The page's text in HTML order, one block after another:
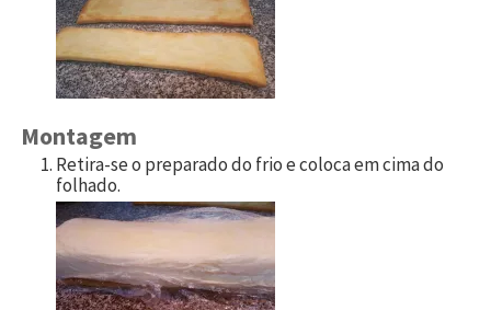
Montagem
Retira-se o preparado do frio e coloca em cima do
folhado.